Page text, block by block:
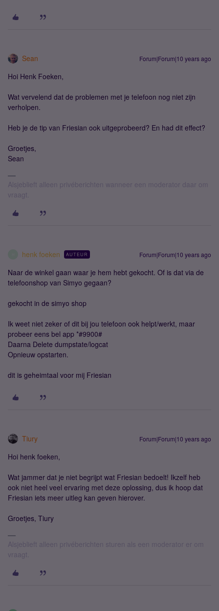
Sean Forum|Forum|10 years ago
Hoi Henk Foeken,
Wat vervelend dat de problemen met je telefoon nog niet zijn
verholpen.
Heb je de tip van Friesian ook uitgeprobeerd? En had dit effect?
Groetjes,
Sean
Alsjeblieft alleen privéberichten wanneer een moderator daar om
vraagt.
henk foeken AUTEUR Forum|Forum|10 years ago
Naar de winkel gaan waar je hem hebt gekocht. Of is dat via de
telefoonshop van Simyo gegaan?
gekocht in de simyo shop
Ik weet niet zeker of dit bij jou telefoon ook helpt/werkt, maar
probeer eens bel app *#9900#
Daarna Delete dumpstate/logcat
Opnieuw opstarten.
dit is geheimtaal voor mij Friesian
Tiury Forum|Forum|10 years ago
Hoi henk foeken,
Wat jammer dat je niet begrijpt wat Friesian bedoelt! Ikzelf heb
ook niet heel veel ervaring met deze oplossing, dus ik hoop dat
Friesian iets meer uitleg kan geven hierover.
Groetjes, Tiury
Alsjeblieft alleen privéberichten sturen als een moderator er om
vraagt.